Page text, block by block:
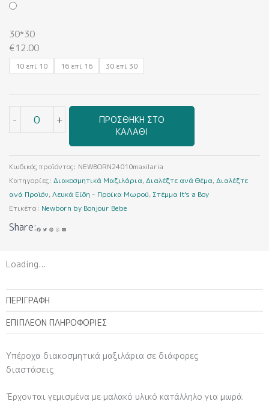
30*30
€12.00
10 επί 10 16 επί 16 30 επί 30
- +
ΠΡΟΣΘΉΚΗ ΣΤΟ
ΚΑΛΆΘΙ
Κωδικός προϊόντος: NEWBORN24010maxilaria
Κατηγορίες: Διακοσμητικά Μαξιλάρια,Διαλέξτε ανά Θέμα,Διαλέξτε
ανά Προϊόν,Λευκά Είδη - Προίκα Μωρού, Στέμμα It's a Boy
Ετικέτα: Newborn by Bonjour Bebe
Share:
Loading...
ΠΕΡΙΓΡΑΦΉ
ΕΠΙΠΛΈΟΝ ΠΛΗΡΟΦΟΡΊΕΣ
Υπέροχα διακοσμητικά μαξιλάρια σε διάφορες
διαστάσεις
Έρχονται γεμισμένα με μαλακό υλικό κατάλληλο για μωρά.